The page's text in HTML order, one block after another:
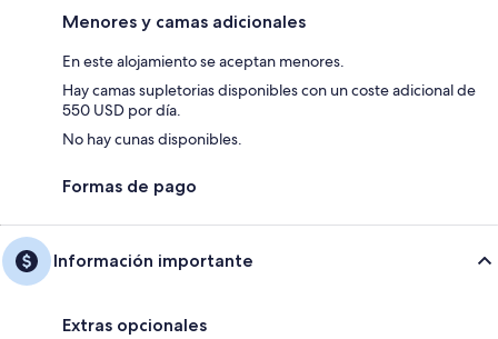
Menores y camas adicionales
En este alojamiento se aceptan menores.
Hay camas supletorias disponibles con un coste adicional de
550 USD por día.
No hay cunas disponibles.
Formas de pago
Información importante
Extras opcionales